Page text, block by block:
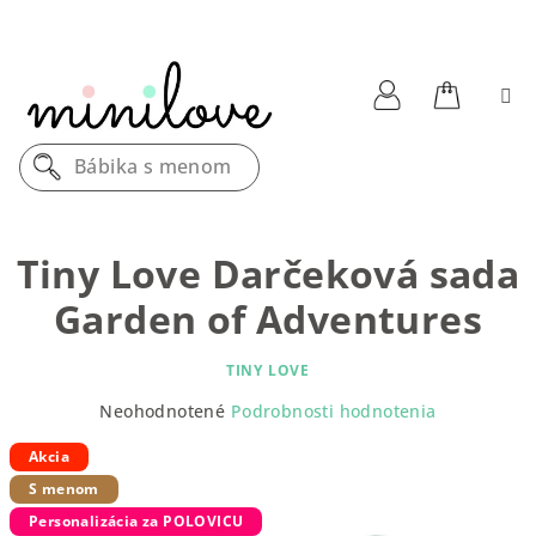
Bábika s menom
Tiny Love Darčeková sada
Garden of Adventures
TINY LOVE
produktu
je
0,0
z
Neohodnotené Podrobnosti hodnotenia
Akcia
S menom
Personalizácia za POLOVICU